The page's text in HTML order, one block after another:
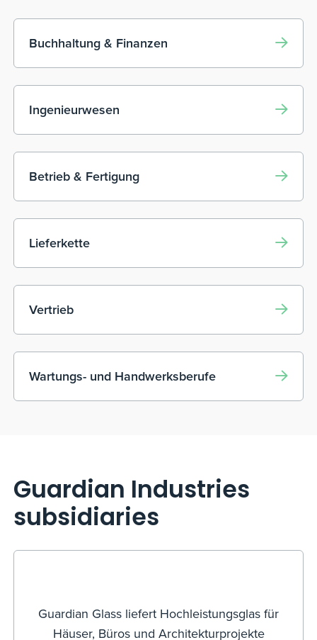
Buchhaltung & Finanzen
Ingenieurwesen
Betrieb & Fertigung
Lieferkette
Vertrieb
Wartungs- und Handwerksberufe
Guardian Industries
subsidiaries
Guardian Glass liefert Hochleistungsglas für
Häuser, Büros und Architekturprojekte